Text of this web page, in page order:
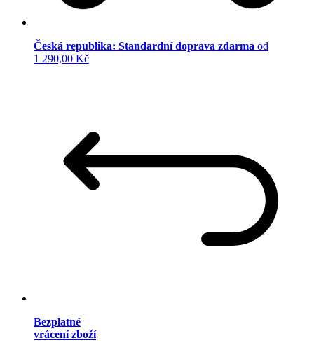
Česká republika: Standardní doprava zdarma od
1 290,00 Kč
Bezplatné
vrácení zboží